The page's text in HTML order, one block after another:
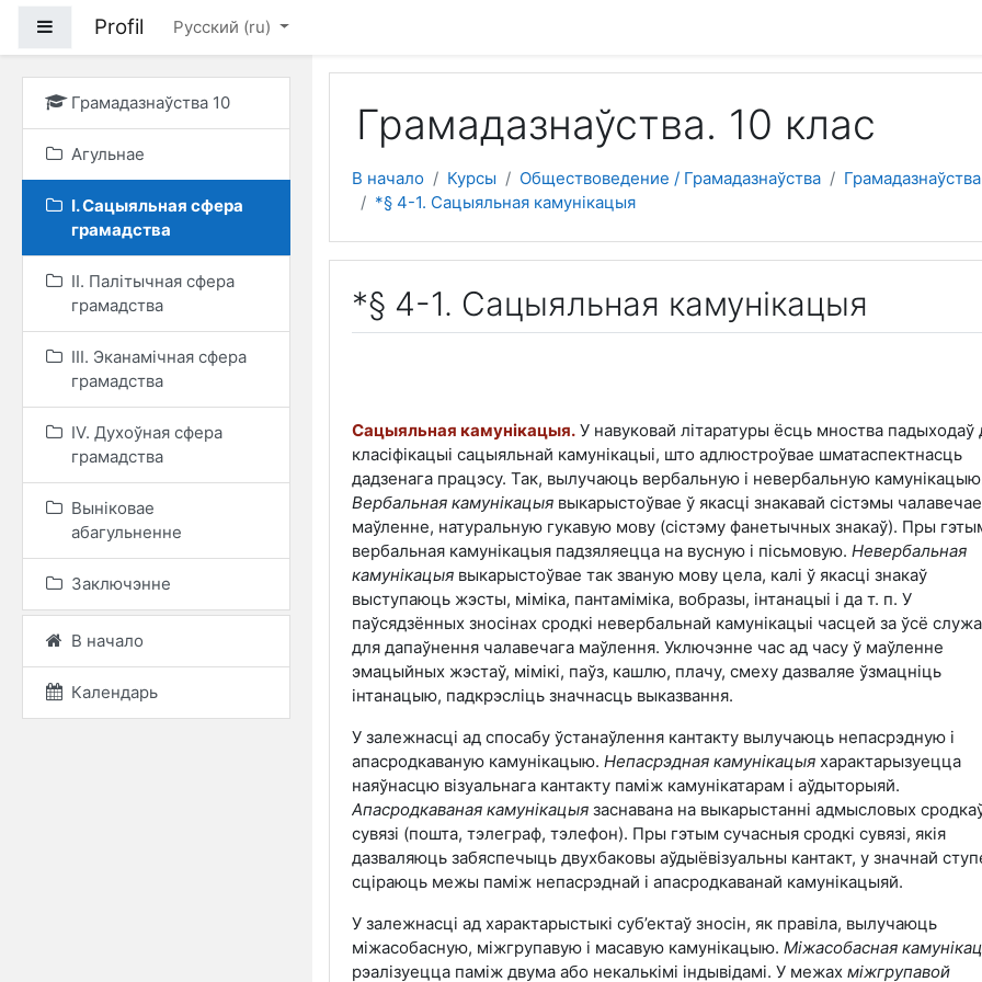
Боковая панель
Profil Русский ‎(ru)‎
Грамадазнаўства 10
Агульнае
I. Сацыяльная сфера
грамадства
II. Палітычная сфера
грамадства
III. Эканамічная сфера
грамадства
IV. Духоўная сфера
грамадства
Выніковае
абагульненне
Заключэнне
В начало
Календарь
Грамадазнаўства. 10 клас
В начало Курсы Обществоведение / Грамадазнаўства
*§ 4-1. Сацыяльная камунікацыя
*§ 4-1. Сацыяльная камунікацыя
Сацыяльная камунікацыя. У навуковай літаратуры ёсць мноства падыходаў
класіфікацыі сацыяльнай камунікацыі, што адлюстроўвае шматаспектнасць
дадзенага працэсу. Так, вылучаюць вербальную і невербальную
Вербальная камунікацыя выкарыстоўвае ў якасці знакавай сістэмы чалавечае
маўленне, натуральную гукавую мову (сістэму фанетычных знакаў). Пры
вербальная камунікацыя падзяляецца на вусную і пісьмовую. Невербальная
камунікацыя выкарыстоўвае так званую мову цела, калі ў якасці знакаў
выступаюць жэсты, міміка, пантаміміка, вобразы, інтанацыі і да т. п. У
паўсядзённых зносінах сродкі невербальнай камунікацыі часцей за ўсё
для дапаўнення чалавечага маўлення. Уключэнне час ад часу ў маўленне
эмацыйных жэстаў, мімікі, паўз, кашлю, плачу, смеху дазваляе ўзмацніць
інтанацыю, падкрэсліць значнасць выказвання.
У залежнасці ад спосабу ўстанаўлення кантакту вылучаюць непасрэдную і
апасродкаваную камунікацыю. Непасрэдная камунікацыя характарызуецца
наяўнасцю візуальнага кантакту паміж камунікатарам і аўдыторыяй.
Апасродкаваная камунікацыя заснавана на выкарыстанні адмысловых
сувязі (пошта, тэлеграф, тэлефон). Пры гэтым сучасныя сродкі сувязі, якія
дазваляюць забяспечыць двухбаковы аўдыёвізуальны кантакт, у значнай
сціраюць межы паміж непасрэднай і апасродкаванай камунікацыяй.
У залежнасці ад характарыстыкі суб’ектаў зносін, як правіла, вылучаюць
міжасобасную, міжгрупавую і масавую камунікацыю. Міжасобасная
рэалізуецца паміж двума або некалькімі індывідамі. У межах міжгрупавой